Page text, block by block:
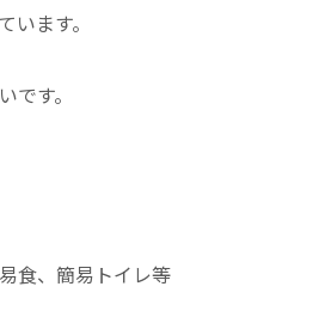
います。
です。
食、簡易トイレ等